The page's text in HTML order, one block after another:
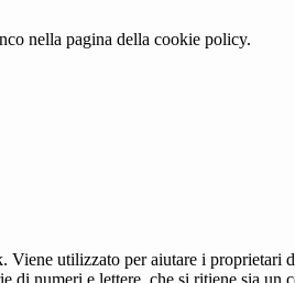
nella pagina della cookie policy.
utilizzato per aiutare i